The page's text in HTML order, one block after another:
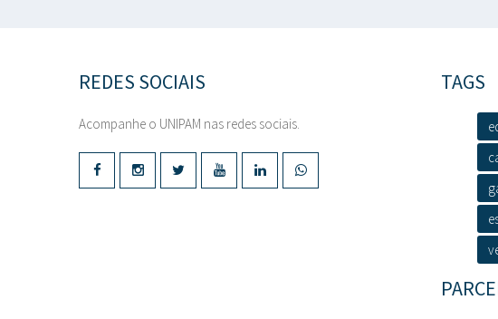
REDES SOCIAIS
Acompanhe o UNIPAM nas redes sociais.
TAGS